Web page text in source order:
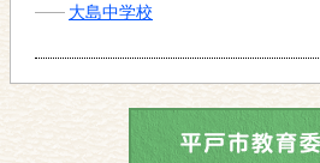
大島中学校